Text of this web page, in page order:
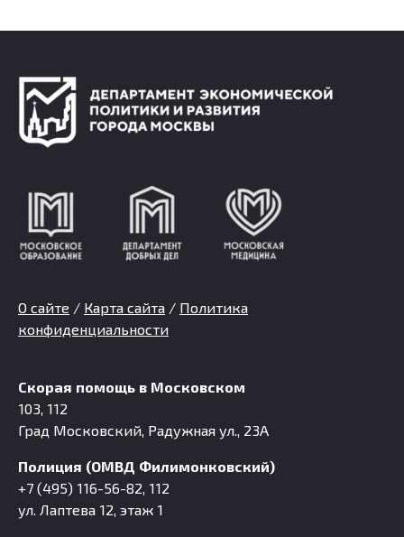
О сайте / Карта сайта / Политика
конфиденциальности
Скорая помощь в Московском
103, 112
Град Московский, Радужная ул., 23А
Полиция (ОМВД Филимонковский)
+7 (495) 116-56-82, 112
ул. Лаптева 12, этаж 1